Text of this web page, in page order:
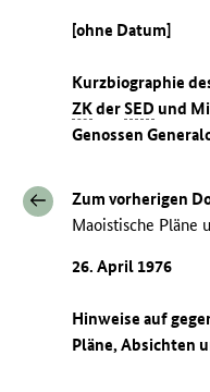
[ohne Datum]
Kurzbiographie
ZKderSED und
Genossen
Zum vorherigen
Maoistische Pläne
26. April 1976
Hinweise auf
Pläne, Absichten